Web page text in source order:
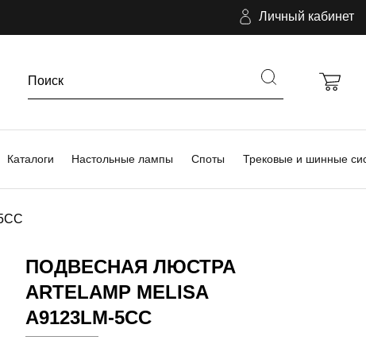
Личный кабинет
Каталоги Настольные лампы Споты Трековые и шинные
ПОДВЕСНАЯ ЛЮСТРА
ARTELAMP MELISA
A9123LM-5CC